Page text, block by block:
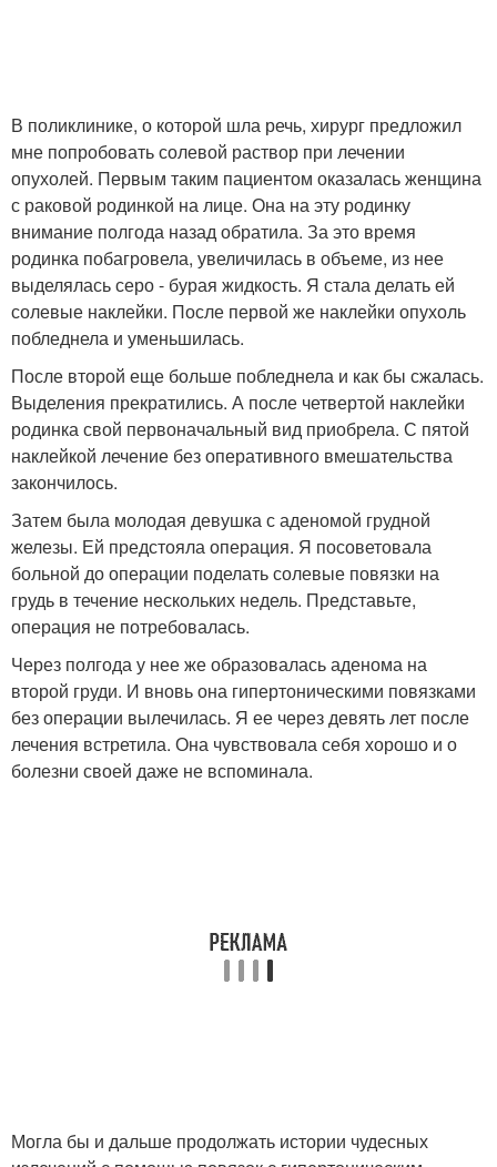
В поликлинике, о которой шла речь, хирург предложил
мне попробовать солевой раствор при лечении
опухолей. Первым таким пациентом оказалась женщина
с раковой родинкой на лице. Она на эту родинку
внимание полгода назад обратила. За это время
родинка побагровела, увеличилась в объеме, из нее
выделялась серо - бурая жидкость. Я стала делать ей
солевые наклейки. После первой же наклейки опухоль
побледнела и уменьшилась.
После второй еще больше побледнела и как бы сжалась.
Выделения прекратились. А после четвертой наклейки
родинка свой первоначальный вид приобрела. С пятой
наклейкой лечение без оперативного вмешательства
закончилось.
Затем была молодая девушка с аденомой грудной
железы. Ей предстояла операция. Я посоветовала
больной до операции поделать солевые повязки на
грудь в течение нескольких недель. Представьте,
операция не потребовалась.
Через полгода у нее же образовалась аденома на
второй груди. И вновь она гипертоническими повязками
без операции вылечилась. Я ее через девять лет после
лечения встретила. Она чувствовала себя хорошо и о
болезни своей даже не вспоминала.
Могла бы и дальше продолжать истории чудесных